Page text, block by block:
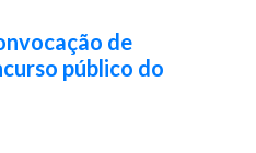
de
público do